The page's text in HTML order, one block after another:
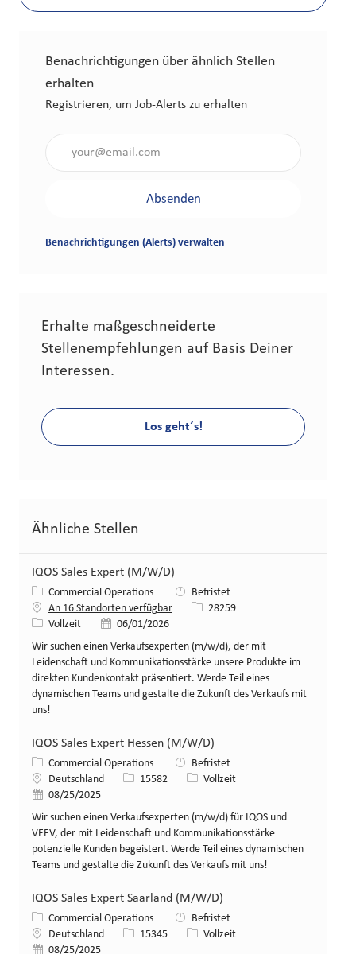
Benachrichtigungen über ähnlich Stellen
erhalten
Registrieren, um Job-Alerts zu erhalten
Absenden
Benachrichtigungen (Alerts) verwalten
Erhalte maßgeschneiderte
Stellenempfehlungen auf Basis Deiner
Interessen.
Los geht´s!
Ähnliche Stellen
IQOS Sales Expert (M/W/D)
Kategorie
Commercial Operations
Befristet
An 16 Standorten verfügbar
Stellen-ID
28259
Art der Stelle
Vollzeit Veröffentlicht am
06/01/2026
Wir suchen einen Verkaufsexperten (m/w/d), der mit
Leidenschaft und Kommunikationsstärke unsere Produkte im
direkten Kundenkontakt präsentiert. Werde Teil eines
dynamischen Teams und gestalte die Zukunft des Verkaufs mit
uns!
IQOS Sales Expert Hessen (M/W/D)
Kategorie
Commercial Operations
Befristet
Standort
Deutschland Stellen-ID
15582 Art der Stelle
Vollzeit
Veröffentlicht am
08/25/2025
Wir suchen einen Verkaufsexperten (m/w/d) für IQOS und
VEEV, der mit Leidenschaft und Kommunikationsstärke
potenzielle Kunden begeistert. Werde Teil eines dynamischen
Teams und gestalte die Zukunft des Verkaufs mit uns!
IQOS Sales Expert Saarland (M/W/D)
Kategorie
Commercial Operations
Befristet
Standort
Deutschland Stellen-ID
15345 Art der Stelle
Vollzeit
Veröffentlicht am
08/25/2025